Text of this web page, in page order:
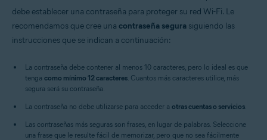
debe establecer una contraseña para proteger su red Wi-Fi. Le
recomendamos que cree una contraseña segura siguiendo las
instrucciones que se indican a continuación:
La contraseña debe contener al menos 10 caracteres, pero lo ideal es que
tenga como mínimo 12 caracteres. Cuantos más caracteres utilice, más
segura será su contraseña.
La contraseña no debe utilizarse para acceder a otras cuentas o servicios.
Las contraseñas más seguras son frases, en lugar de palabras. Seleccione
una frase que le resulte fácil de memorizar, pero que no sea fácilmente